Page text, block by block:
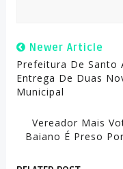
Newer Article
Prefeitura De Santo
Entrega De Duas
Municipal
Vereador Mais
Baiano É Preso